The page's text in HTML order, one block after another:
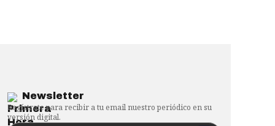
Newsletter
Regístrate para recibir a tu email nuestro periódico en su
versión digital.